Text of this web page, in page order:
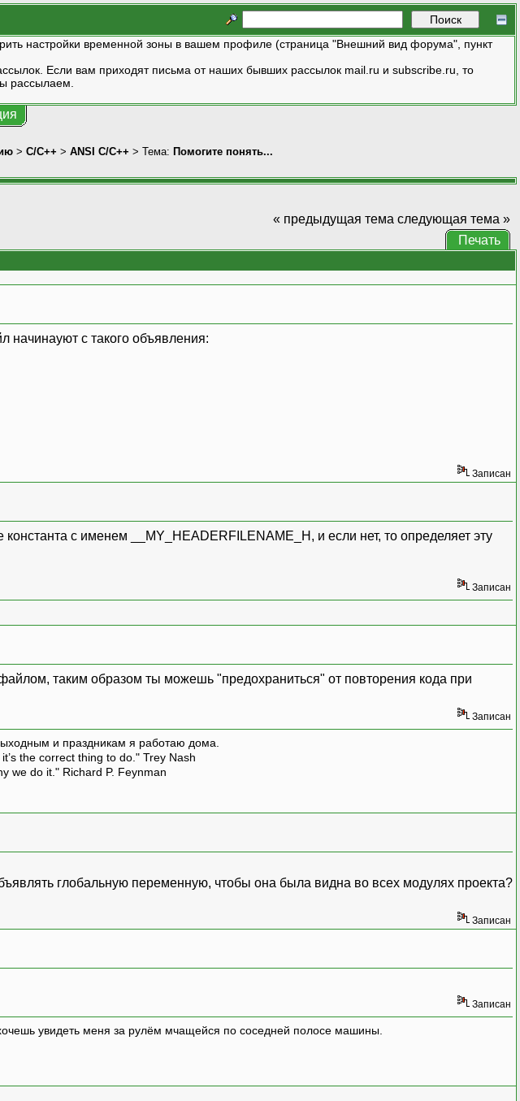
настройки временной зоны в вашем профиле (страница "Внешний вид форума", пункт
Если вам приходят письма от наших бывших рассылок mail.ru и subscribe.ru, то
рассылаем.
> C/C++ > ANSI С/С++ > Тема: Помогите понять...
« предыдущая тема следующая тема »
Печать
с такого объявления:
Записан
с именем __MY_HEADERFILENAME_H, и если нет, то определяет эту
Записан
таким образом ты можешь "предохраниться" от повторения кода при
Записан
и праздникам я работаю дома.
the correct thing to do." Trey Nash
we do it." Richard P. Feynman
глобальную переменную, чтобы она была видна во всех модулях проекта?
Записан
Записан
увидеть меня за рулём мчащейся по соседней полосе машины.